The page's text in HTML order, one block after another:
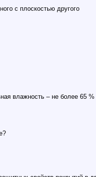
с плоскостью другого
влажность – не более 65 %